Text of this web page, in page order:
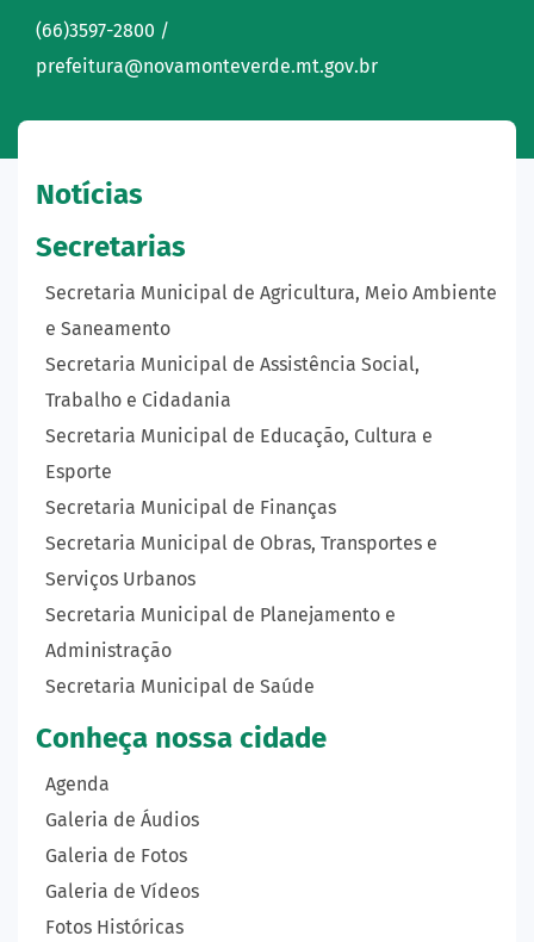
(66)3597-2800 /
prefeitura@novamonteverde.mt.gov.br
Notícias
Secretarias
Secretaria Municipal de Agricultura, Meio Ambiente
e Saneamento
Secretaria Municipal de Assistência Social,
Trabalho e Cidadania
Secretaria Municipal de Educação, Cultura e
Esporte
Secretaria Municipal de Finanças
Secretaria Municipal de Obras, Transportes e
Serviços Urbanos
Secretaria Municipal de Planejamento e
Administração
Secretaria Municipal de Saúde
Conheça nossa cidade
Agenda
Galeria de Áudios
Galeria de Fotos
Galeria de Vídeos
Fotos Históricas